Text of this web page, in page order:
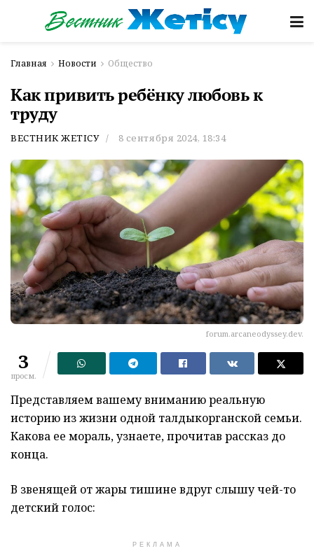
Главная Новости Общество
Как привить ребёнку любовь к
труду
ВЕСТНИК ЖЕТІСУ 8 сентября 2024, 18:34
forum.arcaneodyssey.dev.
3
просм.
Представляем вашему вниманию реальную
историю из жизни одной талдыкорганской семьи.
Какова ее мораль, узнаете, прочитав рассказ до
конца.
В звенящей от жары тишине вдруг слышу чей-то
детский голос:
РЕКЛАМА